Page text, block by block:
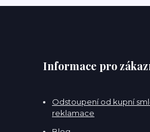
Informace pro
Odstoupení od kupní
reklamace